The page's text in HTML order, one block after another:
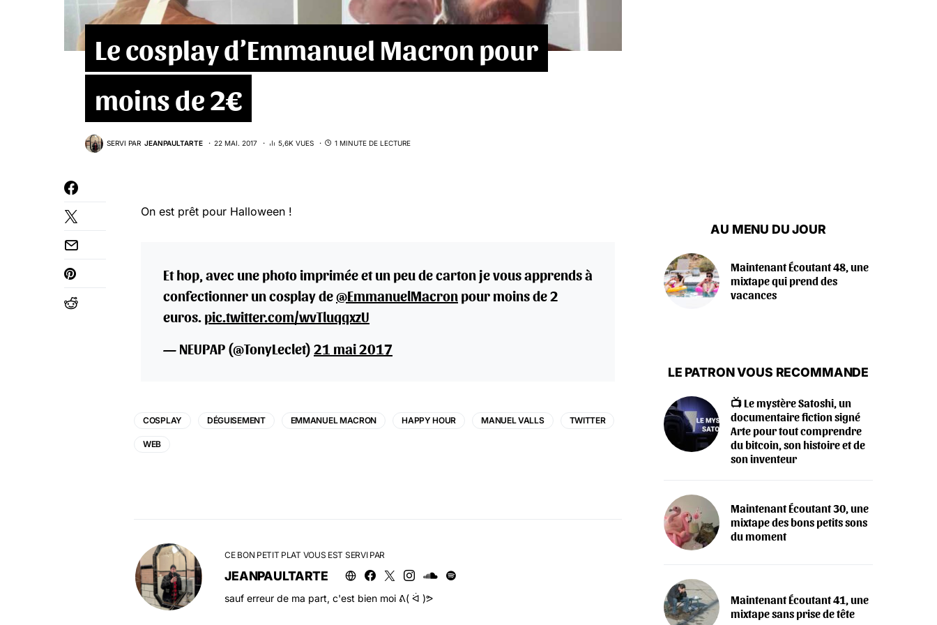
Le cosplay d’Emmanuel Macron pour
moins de 2€
SERVI PAR JEANPAULTARTE 22 MAI. 2017 5,6K VUES 1 MINUTE DE LECTURE
On est prêt pour Halloween !
Et hop, avec une photo imprimée et un peu de carton je vous apprends à
confectionner un cosplay de@EmmanuelMacron pour moins de 2
euros. pic.twitter.com/wvTluqqxzU
— NEUPAP (@TonyLeclet) 21 mai 2017
COSPLAY DÉGUISEMENT EMMANUEL MACRON HAPPY HOUR MANUEL VALLS TWITTER
WEB
CE BON PETIT PLAT VOUS EST SERVI PAR
JEANPAULTARTE
sauf erreur de ma part, c'est bien moi ᕕ( ᐛ )ᕗ
AU MENU DU JOUR
Maintenant Écoutant 48, une
mixtape qui prend des
vacances
LE PATRON VOUS RECOMMANDE
📺 Le mystère Satoshi, un
documentaire fiction signé
Arte pour tout comprendre
du bitcoin, son histoire et de
son inventeur
Maintenant Écoutant 30, une
mixtape des bons petits sons
du moment
Maintenant Écoutant 41, une
mixtape sans prise de tête